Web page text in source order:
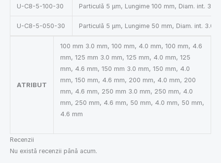
U-C8-5-100-30 Particulă 5 µm, Lungime 100 mm, Diam. int. 3.0
U-C8-5-050-30 Particulă 5 µm, Lungime 50 mm, Diam. int. 3.0
ATRIBUT
100 mm 3.0 mm, 100 mm, 4.0 mm, 100 mm, 4.6
mm, 125 mm 3.0 mm, 125 mm, 4.0 mm, 125
mm, 4.6 mm, 150 mm 3.0 mm, 150 mm, 4.0
mm, 150 mm, 4.6 mm, 200 mm, 4.0 mm, 200
mm, 4.6 mm, 250 mm 3.0 mm, 250 mm, 4.0
mm, 250 mm, 4.6 mm, 50 mm, 4.0 mm, 50 mm,
4.6 mm
Recenzii
Nu există recenzii până acum.